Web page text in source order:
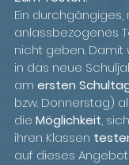
Ein durchgängiges,
anlassbezogenes
nicht geben. Damit
in das neue
am ersten
bzw. Donnerstag)
die Möglichkeit, sich
ihren Klassen
auf dieses